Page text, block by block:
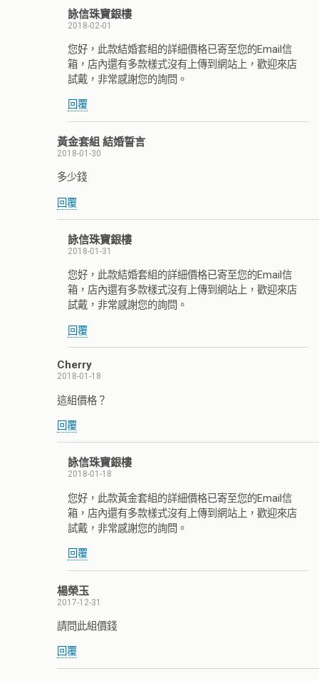
詠信珠寶銀樓
2018-02-01
您好，此款結婚套組的詳細價格已寄至您的Email信
箱，店內還有多款樣式沒有上傳到網站上，歡迎來店
試戴，非常感謝您的詢問。
回覆
黃金套組 結婚誓言
2018-01-30
多少錢
回覆
詠信珠寶銀樓
2018-01-31
您好，此款結婚套組的詳細價格已寄至您的Email信
箱，店內還有多款樣式沒有上傳到網站上，歡迎來店
試戴，非常感謝您的詢問。
回覆
Cherry
2018-01-18
這組價格？
回覆
詠信珠寶銀樓
2018-01-18
您好，此款黃金套組的詳細價格已寄至您的Email信
箱，店內還有多款樣式沒有上傳到網站上，歡迎來店
試戴，非常感謝您的詢問。
回覆
楊榮玉
2017-12-31
請問此組價錢
回覆